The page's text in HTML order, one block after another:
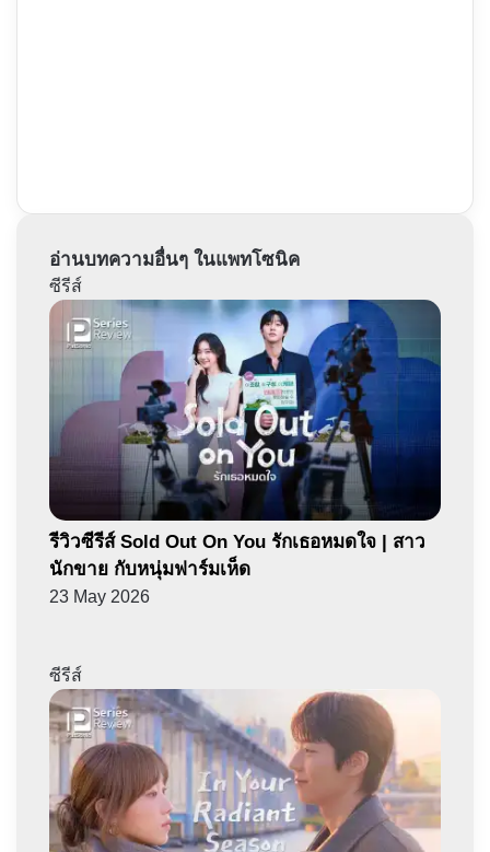
อ่านบทความอื่นๆ ในแพทโซนิค
ซีรีส์
รีวิวซีรีส์ Sold Out On You รักเธอหมดใจ | สาว
นักขาย กับหนุ่มฟาร์มเห็ด
23 May 2026
ซีรีส์